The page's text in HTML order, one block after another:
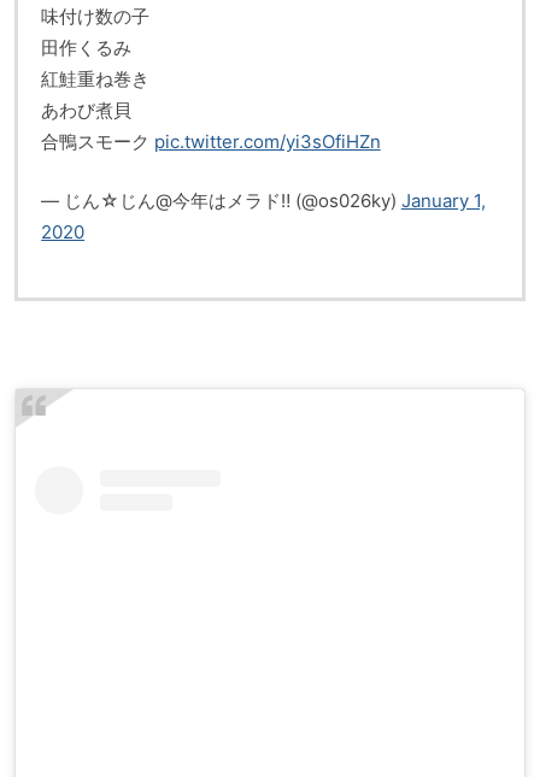
味付け数の子
田作くるみ
紅鮭重ね巻き
あわび煮貝
合鴨スモーク pic.twitter.com/yi3sOfiHZn
— じん☆じん@今年はメラド‼️ (@os026ky) January 1,
2020